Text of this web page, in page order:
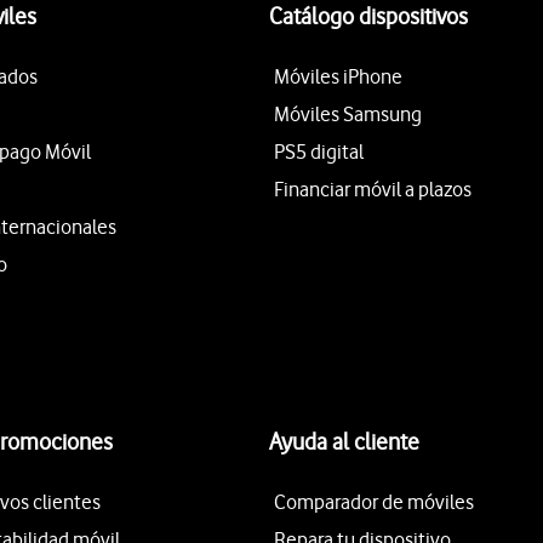
Móvil
Catálogo dispositivos
Móviles iPhone
Móviles Samsung
PS5 digital
Financiar móvil a plazos
clientes
Ayuda al cliente
Comparador de móviles